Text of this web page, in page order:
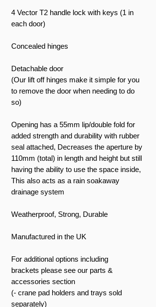
4 Vector T2 handle lock with keys (1 in
each door)
Concealed hinges
Detachable door
(Our lift off hinges make it simple for you
to remove the door when needing to do
so)
Opening has a 55mm lip/double fold for
added strength and durability with rubber
seal attached, Decreases the aperture by
110mm (total) in length and height but still
having the ability to use the space inside,
This also acts as a rain soakaway
drainage system
Weatherproof, Strong, Durable
Manufactured in the UK
For additional options including
brackets please see our parts &
accessories section
(- crane pad holders and trays sold
separately)